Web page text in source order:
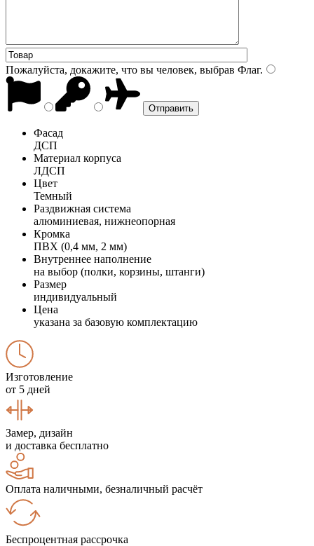
Пожалуйста, докажите, что вы человек, выбрав Флаг.
Фасад
ДСП
Материал корпуса
ЛДСП
Цвет
Темный
Раздвижная система
алюминиевая, нижнеопорная
Кромка
ПВХ (0,4 мм, 2 мм)
Внутреннее наполнение
на выбор (полки, корзины, штанги)
Размер
индивидуальный
Цена
указана за базовую комплектацию
Изготовление
от 5 дней
Замер, дизайн
и доставка бесплатно
Оплата наличными, безналичный расчёт
Беспроцентная рассрочка